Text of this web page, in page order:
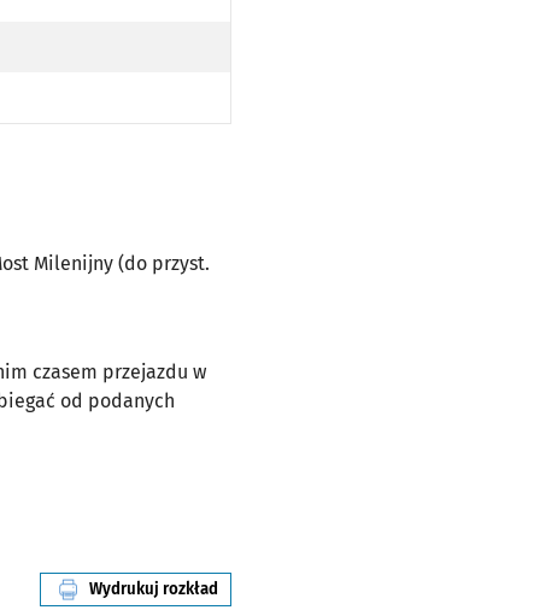
(DO PRZYST. WEJHEROWSKA (HALA ORBITA) PO TRASIE)
Milenijny (do przyst.
czasem przejazdu w
od podanych
Wydrukuj rozkład